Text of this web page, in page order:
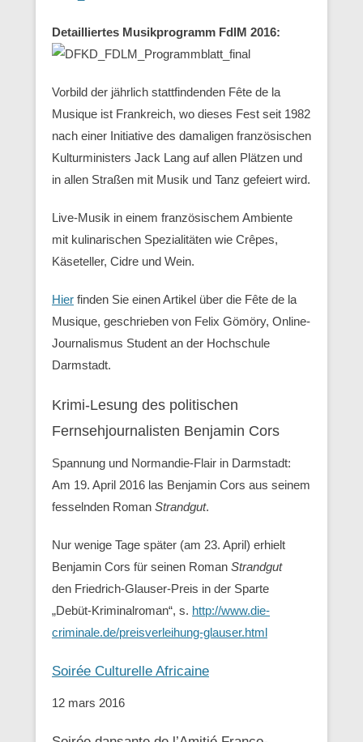
Detailliertes Musikprogramm FdlM 2016:
Vorbild der jährlich stattfindenden Fête de la
Musique ist Frankreich, wo dieses Fest seit 1982
nach einer Initiative des damaligen französischen
Kulturministers Jack Lang auf allen Plätzen und
in allen Straßen mit Musik und Tanz gefeiert wird.
Live-Musik in einem französischem Ambiente
mit kulinarischen Spezialitäten wie Crêpes,
Käseteller, Cidre und Wein.
Hier finden Sie einen Artikel über die Fête de la
Musique, geschrieben von Felix Gömöry, Online-
Journalismus Student an der Hochschule
Darmstadt.
Krimi-Lesung des politischen
Fernsehjournalisten Benjamin Cors
Spannung und Normandie-Flair in Darmstadt:
Am 19. April 2016 las Benjamin Cors aus seinem
fesselnden Roman Strandgut.
Nur wenige Tage später (am 23. April) erhielt
Benjamin Cors für seinen Roman Strandgut
den Friedrich-Glauser-Preis in der Sparte
„Debüt-Kriminalroman“, s. http://www.die-
criminale.de/preisverleihung-glauser.html
Soirée Culturelle Africaine
12 mars 2016